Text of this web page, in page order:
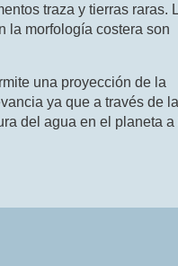
traza y tierras raras.
la morfología costera son
una proyección de la
ya que a través de la
del agua en el planeta a